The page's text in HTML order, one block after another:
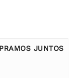
JUNTOS